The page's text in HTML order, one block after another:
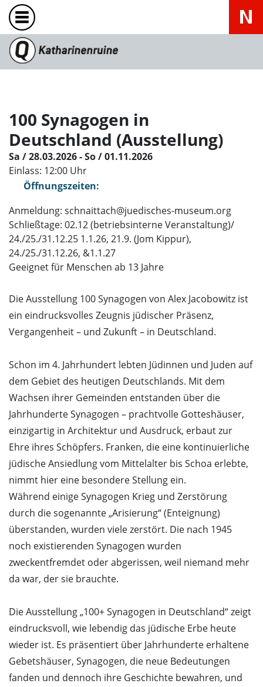
100 Synagogen in
Deutschland (Ausstellung)
Sa / 28.03.2026 - So / 01.11.2026
Einlass: 12:00 Uhr
Öffnungszeiten:
Anmeldung: schnaittach@juedisches-museum.org
Schließtage: 02.12 (betriebsinterne Veranstaltung)/
24./25./31.12.25 1.1.26, 21.9. (Jom Kippur),
24./25./31.12.26, &1.1.27
Geeignet für Menschen ab 13 Jahre
Die Ausstellung 100 Synagogen von Alex Jacobowitz ist
ein eindrucksvolles Zeugnis jüdischer Präsenz,
Vergangenheit – und Zukunft – in Deutschland.
Schon im 4. Jahrhundert lebten Jüdinnen und Juden auf
dem Gebiet des heutigen Deutschlands. Mit dem
Wachsen ihrer Gemeinden entstanden über die
Jahrhunderte Synagogen – prachtvolle Gotteshäuser,
einzigartig in Architektur und Ausdruck, erbaut zur
Ehre ihres Schöpfers. Franken, die eine kontinuierliche
jüdische Ansiedlung vom Mittelalter bis Schoa erlebte,
nimmt hier eine besondere Stellung ein.
Während einige Synagogen Krieg und Zerstörung
durch die sogenannte „Arisierung“ (Enteignung)
überstanden, wurden viele zerstört. Die nach 1945
noch existierenden Synagogen wurden
zweckentfremdet oder abgerissen, weil niemand mehr
da war, der sie brauchte.
Die Ausstellung „100+ Synagogen in Deutschland“ zeigt
eindrucksvoll, wie lebendig das jüdische Erbe heute
wieder ist. Es präsentiert über Jahrhunderte erhaltene
Gebetshäuser, Synagogen, die neue Bedeutungen
fanden und dennoch ihre Geschichte bewahren, und